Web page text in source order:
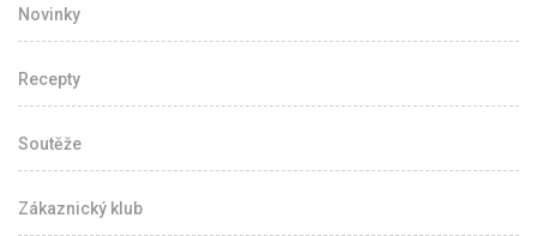
Novinky
Recepty
Soutěže
Zákaznický klub